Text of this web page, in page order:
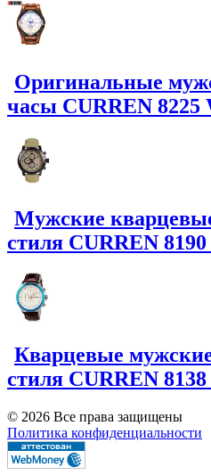
Оригинальные
часы CURREN 8225
Мужские
стиля CURREN
Кварцевые
стиля CURREN
© 2026 Все права защищены
Политика конфиденциальности